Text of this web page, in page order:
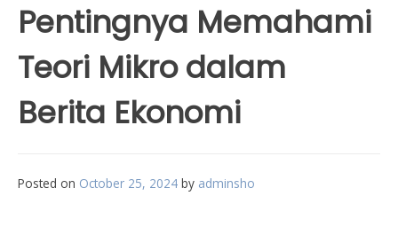
Pentingnya Memahami
Teori Mikro dalam
Berita Ekonomi
Posted on October 25, 2024 by adminsho